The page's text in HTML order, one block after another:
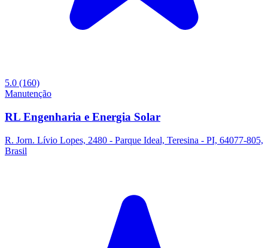
5.0 (160)
Manutenção
RL Engenharia e Energia Solar
R. Jorn. Lívio Lopes, 2480 - Parque Ideal, Teresina - PI, 64077-805,
Brasil